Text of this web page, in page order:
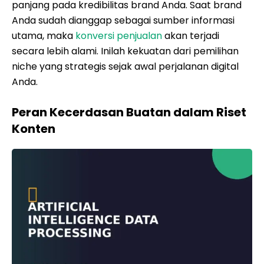
panjang pada kredibilitas brand Anda. Saat brand
Anda sudah dianggap sebagai sumber informasi
utama, maka konversi penjualanakan terjadi
secara lebih alami. Inilah kekuatan dari pemilihan
niche yang strategis sejak awal perjalanan digital
Anda.
Peran Kecerdasan Buatan dalam Riset
Konten